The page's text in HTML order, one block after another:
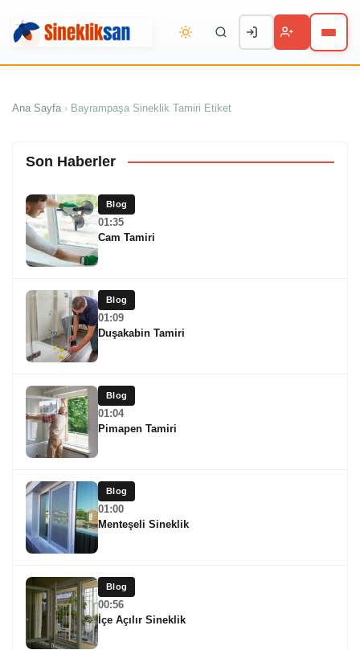
Ana Sayfa › Bayrampaşa Sineklik Tamiri Etiket
Son Haberler
Blog
01:35
Cam Tamiri
Blog
01:09
Duşakabin Tamiri
Blog
01:04
Pimapen Tamiri
Blog
01:00
Menteşeli Sineklik
Blog
00:56
İçe Açılır Sineklik